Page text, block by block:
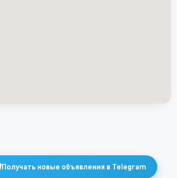
Получать новые объявления в Telegram